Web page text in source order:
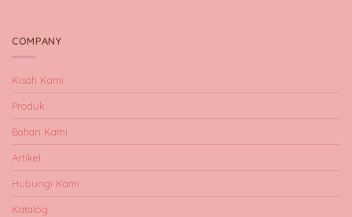
COMPANY
Kisah Kami
Produk
Bahan Kami
Artikel
Hubungi Kami
Katalog